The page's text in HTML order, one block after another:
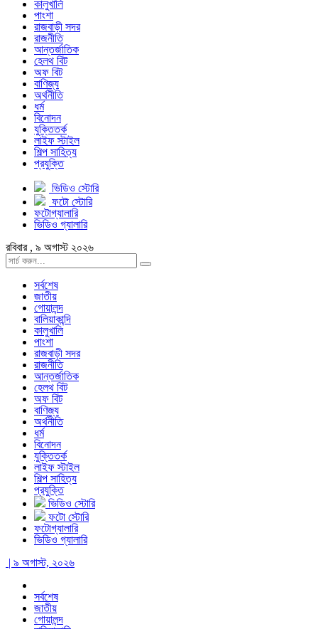
কালুখালি
পাংশা
রাজবাড়ী সদর
রাজনীতি
আন্তর্জাতিক
হেলথ বিট
অফ বিট
বাণিজ্য
অর্থনীতি
ধর্ম
বিনোদন
যুক্তিতর্ক
লাইফ স্টাইল
শিল্প সাহিত্য
প্রযুক্তি
ভিডিও স্টোরি
ফটো স্টোরি
ফটোগ্যালারি
ভিডিও গ্যালারি
রবিবার , ৯ অগাস্ট ২০২৬
সর্বশেষ
জাতীয়
গোয়ালন্দ
বালিয়াকান্দি
কালুখালি
পাংশা
রাজবাড়ী সদর
রাজনীতি
আন্তর্জাতিক
হেলথ বিট
অফ বিট
বাণিজ্য
অর্থনীতি
ধর্ম
বিনোদন
যুক্তিতর্ক
লাইফ স্টাইল
শিল্প সাহিত্য
প্রযুক্তি
ভিডিও স্টোরি
ফটো স্টোরি
ফটোগ্যালারি
ভিডিও গ্যালারি
| ৯ অগাস্ট, ২০২৬
সর্বশেষ
জাতীয়
গোয়ালন্দ